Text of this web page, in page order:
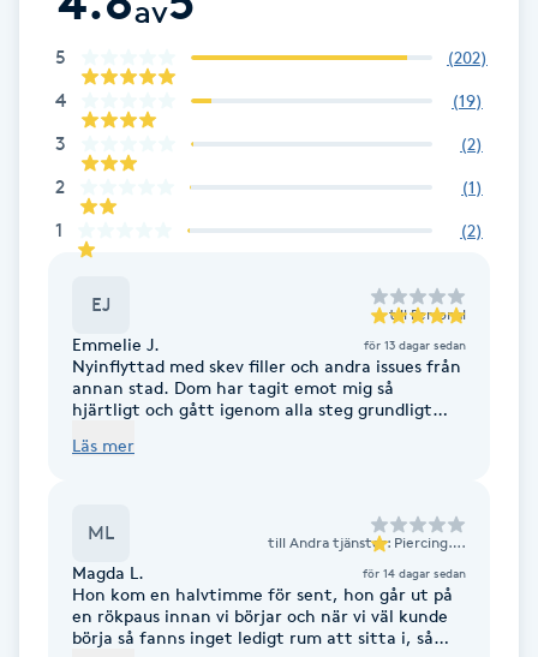
Fotsvamp
Fotvård
Fransar
Fransborttagning
Fransfärgning
Fransförlängning
Fransförlängning Megavolym
Fransk manikyr
Fransrengöring
av
5 (202)
4 (19)
3 (2)
2 (1)
1 (2)
EJ till Personal
Emmelie J. för 13 dagar sedan
Nyinflyttad med skev filler och andra issues från
annan stad. Dom har tagit emot mig så
hjärtligt och gått igenom alla steg grundligt
återställa mitt ansikte och dessutom göra det
Läs mer
ML till Andra tjänster: Piercing….
Magda L. för 14 dagar sedan
Hon kom en halvtimme för sent, hon går ut på
en rökpaus innan vi börjar och när vi väl kunde
börja så fanns inget ledigt rum att sitta i, så